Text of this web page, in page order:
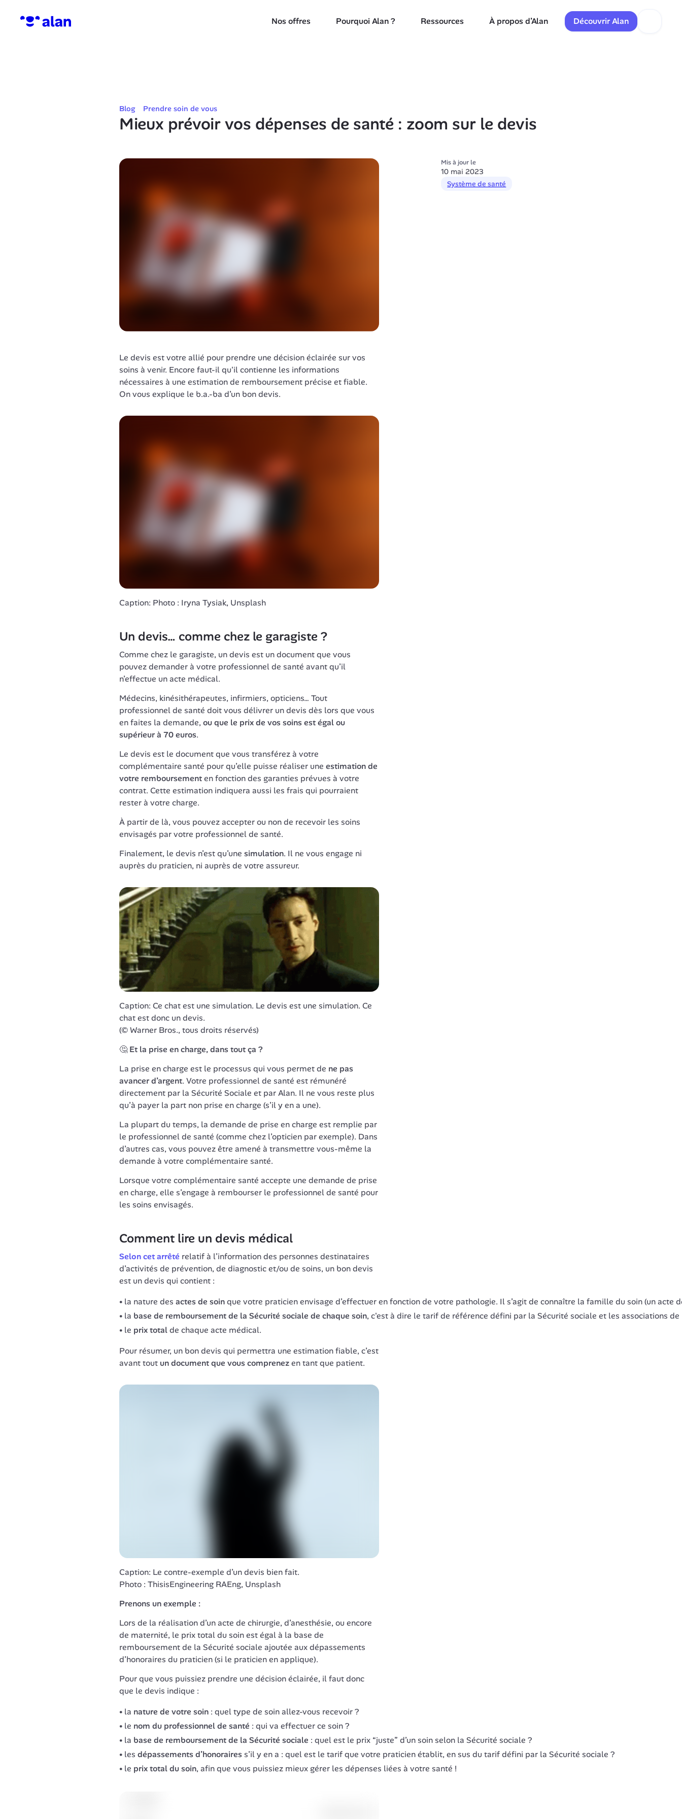
Nos offres Pourquoi Alan ? Ressources À propos d’Alan Découvrir Alan
Blog Prendre soin de vous
Mieux prévoir vos dépenses de santé : zoom sur le devis
Le devis est votre allié pour prendre une décision éclairée sur vos
soins à venir. Encore faut-il qu'il contienne les informations
nécessaires à une estimation de remboursement précise et fiable.
On vous explique le b.a.-ba d’un bon devis.
Caption: Photo : Iryna Tysiak, Unsplash
Un devis… comme chez le garagiste ?
Comme chez le garagiste, un devis est un document que vous
pouvez demander à votre professionnel de santé avant qu’il
n’effectue un acte médical.
Médecins, kinésithérapeutes, infirmiers, opticiens… Tout
professionnel de santé doit vous délivrer un devis dès lors que vous
en faites la demande, ou que le prix de vos soins est égal ou
supérieur à 70 euros.
Le devis est le document que vous transférez à votre
complémentaire santé pour qu’elle puisse réaliser une estimation de
votre remboursement en fonction des garanties prévues à votre
contrat. Cette estimation indiquera aussi les frais qui pourraient
rester à votre charge.
À partir de là, vous pouvez accepter ou non de recevoir les soins
envisagés par votre professionnel de santé.
Finalement, le devis n’est qu’une simulation. Il ne vous engage ni
auprès du praticien, ni auprès de votre assureur.
Caption: Ce chat est une simulation. Le devis est une simulation. Ce
chat est donc un devis.
(© Warner Bros., tous droits réservés)
🤔 Et la prise en charge, dans tout ça ?
La prise en charge est le processus qui vous permet de ne pas
avancer d’argent. Votre professionnel de santé est rémunéré
directement par la Sécurité Sociale et par Alan. Il ne vous reste plus
qu’à payer la part non prise en charge (s’il y en a une).
La plupart du temps, la demande de prise en charge est remplie par
le professionnel de santé (comme chez l’opticien par exemple). Dans
d’autres cas, vous pouvez être amené à transmettre vous-même la
demande à votre complémentaire santé.
Lorsque votre complémentaire santé accepte une demande de prise
en charge, elle s’engage à rembourser le professionnel de santé pour
les soins envisagés.
Comment lire un devis médical
Selon cet arrêté relatif à l’information des personnes destinataires
d’activités de prévention, de diagnostic et/ou de soins, un bon devis
est un devis qui contient :
la nature des actes de soinque votre praticien envisage d’effectuer en fonction de votre pathologie. Il s’agit de connaître la famille du soin (un
la base de remboursement de la Sécurité sociale de chaque soin, c'est à dire le tarif de référence défini par la Sécurité sociale et les associations
le prix totalde chaque acte médical.
Pour résumer, un bon devis qui permettra une estimation fiable, c’est
avant tout un document que vous comprenez en tant que patient.
Caption: Le contre-exemple d’un devis bien fait.
Photo : ThisisEngineering RAEng, Unsplash
Prenons un exemple :
Lors de la réalisation d’un acte de chirurgie, d’anesthésie, ou encore
de maternité, le prix total du soin est égal à la base de
remboursement de la Sécurité sociale ajoutée aux dépassements
d’honoraires du praticien (si le praticien en applique).
Pour que vous puissiez prendre une décision éclairée, il faut donc
que le devis indique :
la nature de votre soin: quel type de soin allez-vous recevoir ?
le nom du professionnel de santé : qui va effectuer ce soin ?
la base de remboursement de la Sécurité sociale : quel est le prix “juste” d’un soin selon la Sécurité sociale ?
les dépassements d’honorairess’il y en a : quel est le tarif que votre praticien établit, en sus du tarif défini par la Sécurité sociale ?
le prix total du soin, afin que vous puissiez mieux gérer les dépenses liées à votre santé !
Mis à jour le
10 mai 2023
Système de santé